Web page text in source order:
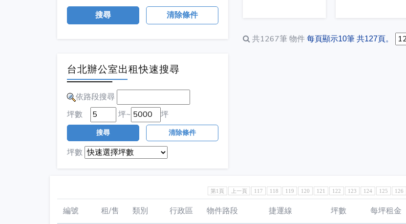
搜尋 清除條件
台北辦公室出租快速搜尋
依路段搜尋
坪數
坪~ 坪
搜尋 清除條件
坪數
共1267筆 物件 每頁顯示10筆 共127頁。
第1頁 上一頁 117 118 119 120 121 122 123 124 125 126
編號 租/售 類別 行政區 物件路段 捷運線 坪數 每坪租金